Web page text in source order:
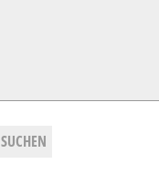
SUCHEN